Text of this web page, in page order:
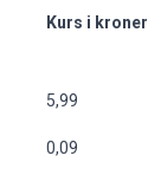
Kurs i kroner
5,99
0,09